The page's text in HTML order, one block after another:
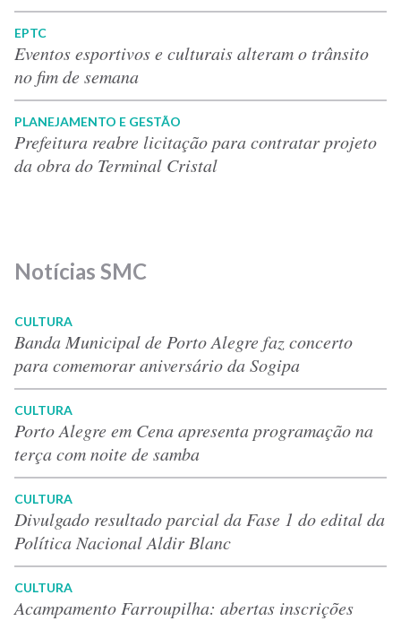
EPTC
Eventos esportivos e culturais alteram o trânsito
no fim de semana
PLANEJAMENTO E GESTÃO
Prefeitura reabre licitação para contratar projeto
da obra do Terminal Cristal
Notícias SMC
CULTURA
Banda Municipal de Porto Alegre faz concerto
para comemorar aniversário da Sogipa
CULTURA
Porto Alegre em Cena apresenta programação na
terça com noite de samba
CULTURA
Divulgado resultado parcial da Fase 1 do edital da
Política Nacional Aldir Blanc
CULTURA
Acampamento Farroupilha: abertas inscrições